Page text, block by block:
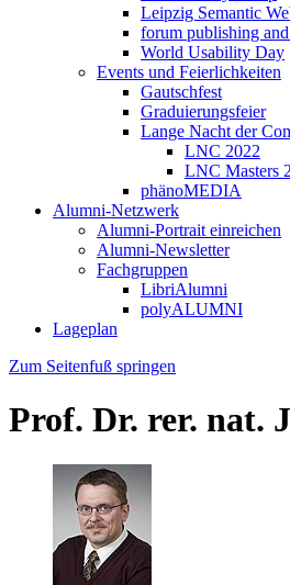
Leipzig Semantic
forum publishing
World Usability Day
Events und Feierlichkeiten
Gautschfest
Graduierungsfeier
Lange Nacht der
LNC 2022
LNC Masters
phänoMEDIA
Alumni-Netzwerk
Alumni-Portrait einreichen
Alumni-Newsletter
Fachgruppen
LibriAlumni
polyALUMNI
Lageplan
Zum Seitenfuß springen
Prof. Dr. rer. nat.